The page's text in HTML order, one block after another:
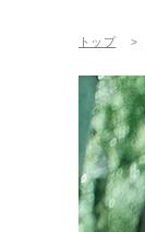
トップ